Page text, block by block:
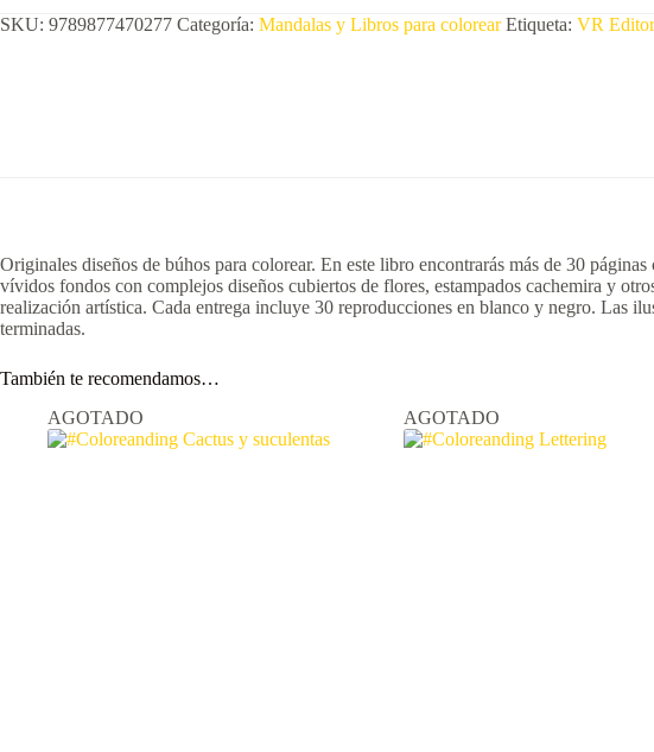
SKU: 9789877470277 Categoría: Mandalas y Libros para colorear Etiqueta: VR
Originales diseños de búhos para colorear. En este libro encontrarás más de 30
vívidos fondos con complejos diseños cubiertos de flores, estampados cachemira y
realización artística. Cada entrega incluye 30 reproducciones en blanco y negro. Las
terminadas.
También te recomendamos…
AGOTADO
AGOTADO